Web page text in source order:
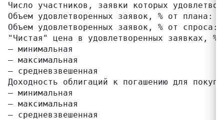
Число участников, заявки которых
Объем удовлетворенных заявок, % от
Объем удовлетворенных заявок, % от
"Чистая" цена в удовлетворенных заявках, %
– минимальная
– максимальная
– средневзвешенная
Доходность облигаций к погашению для
– минимальная
– максимальная
– средневзвешенная